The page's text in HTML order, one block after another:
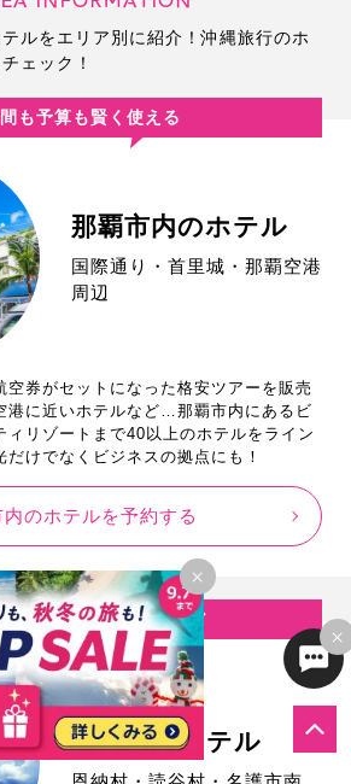
×
ルをエリア別に紹介！沖縄旅行のホ
ェック！
も予算も賢く使える
那覇市内のホテル
国際通り・首里城・那覇空港
周辺
空券がセットになった格安ツアーを販売
港に近いホテルなど…那覇市内にあるビ
ィリゾートまで40以上のホテルをライン
けでなくビジネスの拠点にも！
のホテルを予約する
トホテルが集まるエリア
西海岸のホテル
×